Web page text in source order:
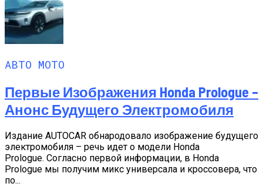
АВТО МОТО
Первые Изображения Honda Prologue –
Анонс Будущего Электромобиля
Издание AUTOCAR обнародовало изображение будущего
электромобиля – речь идет о модели Honda
Prologue. Согласно первой информации, в Honda
Prologue мы получим микс универсала и кроссовера, что
по...